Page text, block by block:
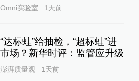
Omni实验室 1天前
“达标蛙”给抽检，“超标蛙”进
市场？新华时评：监管应升级
澎湃质量观 1天前